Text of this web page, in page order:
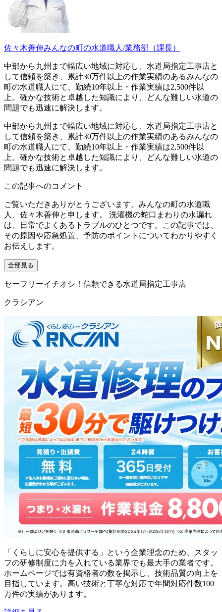
佐々木善伸みんなの町の水道職人/業務部（課長）
中部から九州まで幅広い地域に対応し、水道局指定工事店と
して信頼を築き、累計30万件以上の作業実績のあるみんなの
町の水道職人にて、勤続10年以上・作業実績は2,500件以
上。確かな技術と卓越した知識により、どんな難しい水道の
問題でも迅速に解決します。
中部から九州まで幅広い地域に対応し、水道局指定工事店と
して信頼を築き、累計30万件以上の作業実績のあるみんなの
町の水道職人にて、勤続10年以上・作業実績は2,500件以
上。確かな技術と卓越した知識により、どんな難しい水道の
問題でも迅速に解決します。
この記事へのコメント
ご覧いただきありがとうございます。みんなの町の水道職
人、佐々木善伸と申します。 洗濯機の蛇口まわりの水漏れ
は、日常でよくあるトラブルのひとつです。この記事では、
その原因や応急処置、予防のポイントについてわかりやすく
お伝えします。
全部見る
セーフリーイチオシ！信頼できる水道局指定工事店
クラシアン
「くらしに安心を提供する」という企業理念のため、スタッ
フの研修制度に力を入れている業界でも最大手の業者です。
ホームページでは有資格者の数を掲示し、技術品質の向上を
目指しています。高い技術と丁寧な対応で年間対応件数100
万件の実績があります。